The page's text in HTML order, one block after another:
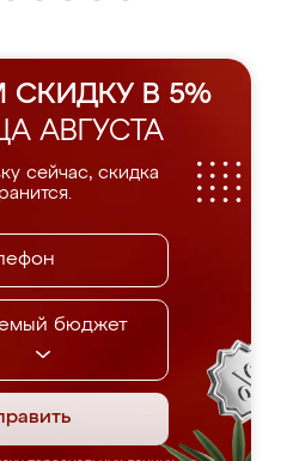
В 5%
АВГУСТА
сейчас, скидка
бюджет